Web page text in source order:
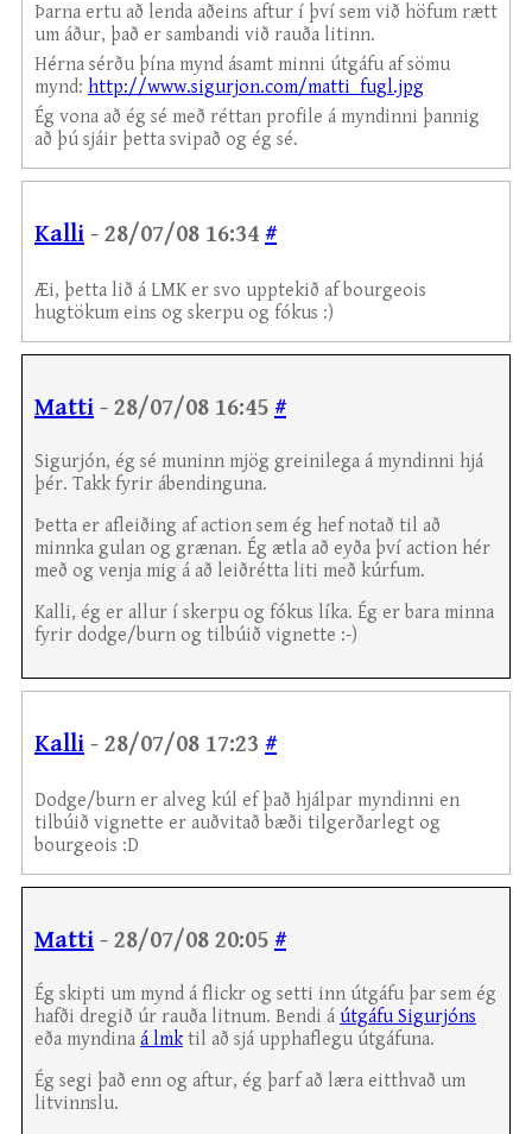
Þarna ertu að lenda aðeins aftur í því sem við höfum rætt
um áður, það er sambandi við rauða litinn.
Hérna sérðu þína mynd ásamt minni útgáfu af sömu
mynd: http://www.sigurjon.com/matti_fugl.jpg
Ég vona að ég sé með réttan profile á myndinni þannig
að þú sjáir þetta svipað og ég sé.
Kalli - 28/07/08 16:34 #
Æi, þetta lið á LMK er svo upptekið af bourgeois
hugtökum eins og skerpu og fókus :)
Matti - 28/07/08 16:45 #
Sigurjón, ég sé muninn mjög greinilega á myndinni hjá
þér. Takk fyrir ábendinguna.
Þetta er afleiðing af action sem ég hef notað til að
minnka gulan og grænan. Ég ætla að eyða því action hér
með og venja mig á að leiðrétta liti með kúrfum.
Kalli, ég er allur í skerpu og fókus líka. Ég er bara minna
fyrir dodge/burn og tilbúið vignette :-)
Kalli - 28/07/08 17:23 #
Dodge/burn er alveg kúl ef það hjálpar myndinni en
tilbúið vignette er auðvitað bæði tilgerðarlegt og
bourgeois :D
Matti - 28/07/08 20:05 #
Ég skipti um mynd á flickr og setti inn útgáfu þar sem ég
hafði dregið úr rauða litnum. Bendi á útgáfu Sigurjóns
eða myndina á lmktil að sjá upphaflegu útgáfuna.
Ég segi það enn og aftur, ég þarf að læra eitthvað um
litvinnslu.